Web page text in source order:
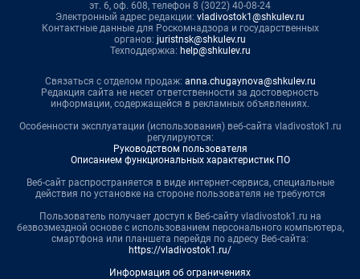
эт. 6, оф. 608, телефон 8 (3022) 40-08-24
Электронный адрес редакции: vladivostok1@shkulev.ru
Контактные данные для Роскомнадзора и государственных
органов: juristnsk@shkulev.ru
Техподдержка: help@shkulev.ru
Связаться с отделом продаж: anna.chugaynova@shkulev.ru
Редакция сайта не несет ответственности за достоверность
информации, содержащейся в рекламных объявлениях.
Особенности эксплуатации (использования) веб-сайта vladivostok1.ru
регулируются:
Руководством пользователя
Описанием функциональных характеристик ПО
Веб-сайт распространяется в виде интернет-сервиса, специальные
действия по установке на стороне пользователя не требуются
Пользователь получает доступ к Веб-сайту vladivostok1.ru на
безвозмездной основе с использованием персонального компьютера,
смартфона или планшета перейдя по адресу Веб-сайта:
https://vladivostok1.ru/
Информация об ограничениях